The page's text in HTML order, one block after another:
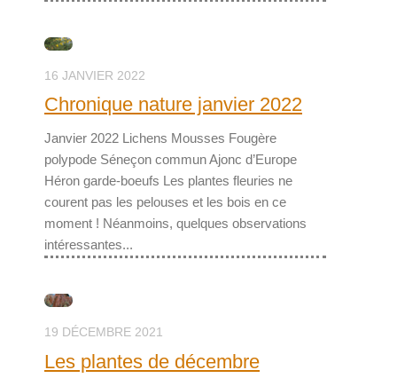
16 JANVIER 2022
Chronique nature janvier 2022
Janvier 2022 Lichens Mousses Fougère
polypode Séneçon commun Ajonc d’Europe
Héron garde-boeufs Les plantes fleuries ne
courent pas les pelouses et les bois en ce
moment ! Néanmoins, quelques observations
intéressantes...
19 DÉCEMBRE 2021
Les plantes de décembre